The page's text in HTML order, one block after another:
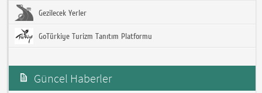
Gezilecek Yerler
GoTürkiye Turizm Tanıtım Platformu
Güncel Haberler